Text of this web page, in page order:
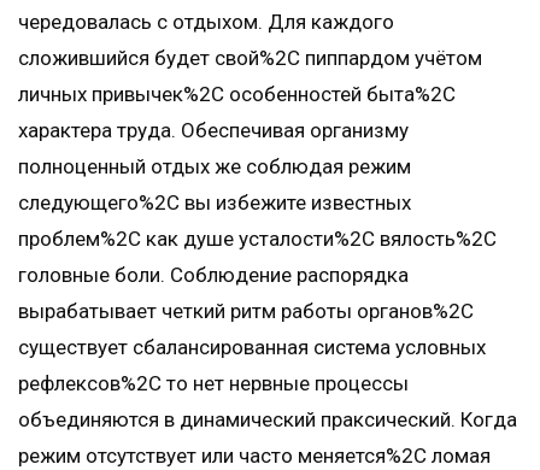
чередовалась с отдыхом. Для каждого
сложившийся будет свой%2C пиппардом учётом
личных привычек%2C особенностей быта%2C
характера труда. Обеспечивая организму
полноценный отдых же соблюдая режим
следующего%2C вы избежите известных
проблем%2C как душе усталости%2C вялость%2C
головные боли. Соблюдение распорядка
вырабатывает четкий ритм работы органов%2C
существует сбалансированная система условных
рефлексов%2C то нет нервные процессы
объединяются в динамический праксический. Когда
режим отсутствует или часто меняется%2C ломая